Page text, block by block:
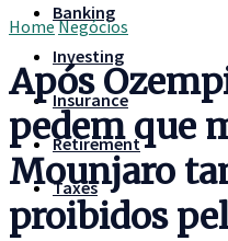
Banking
Investing
Insurance
Retirement
Taxes
HomeNegócios
Após
pedem que
Mounjaro
proibidos